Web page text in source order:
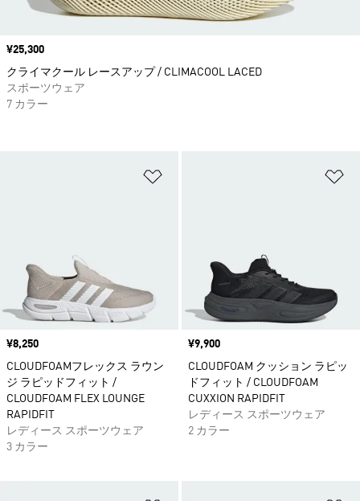
価格
¥8,250
CLOUDFOAMフレックス ラウン
ジ ラピッドフィット /
CLOUDFOAM FLEX LOUNGE
RAPIDFIT
レディース スポーツウェア
3 カラー
価格
¥9,900
CLOUDFOAM クッション ラピッ
ドフィット / CLOUDFOAM
CUXXION RAPIDFIT
レディース スポーツウェア
2 カラー
価格
¥25,300
クライマクール レースアップ / CLIMACOOL LACED
スポーツウェア
7 カラー